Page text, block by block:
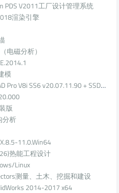
PDS V2011工厂设计管理系统
渲染引擎
电磁分析）
模
V8i SS6 v20.07.11.90 + SSDD SS6
版
分析
11.0.Win64
热能工程设计
Linux
测量、土木、挖掘和建设
2014-2017 x64